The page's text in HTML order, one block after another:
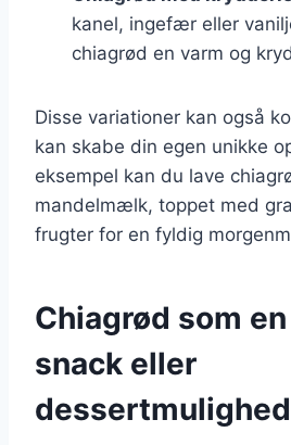
kanel, ingefær eller
chiagrød en varm og
Disse variationer kan også
kan skabe din egen unikke
eksempel kan du lave
mandelmælk, toppet med
frugter for en fyldig
Chiagrød som
snack eller
dessertmulighed